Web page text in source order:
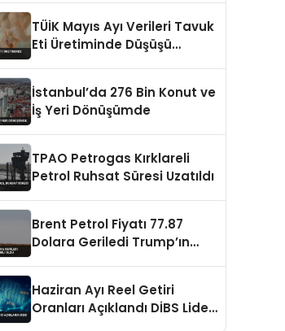
TÜİK Mayıs Ayı Verileri Tavuk
Eti Üretiminde Düşüşü
İstanbul’da 276 Bin Konut ve
İş Yeri Dönüşümde
TPAO Petrogas Kırklareli
Petrol Ruhsat Süresi Uzatıldı
Brent Petrol Fiyatı 77.87
Dolara Geriledi Trump’ın
Haziran Ayı Reel Getiri
Oranları Açıklandı DİBS Lider